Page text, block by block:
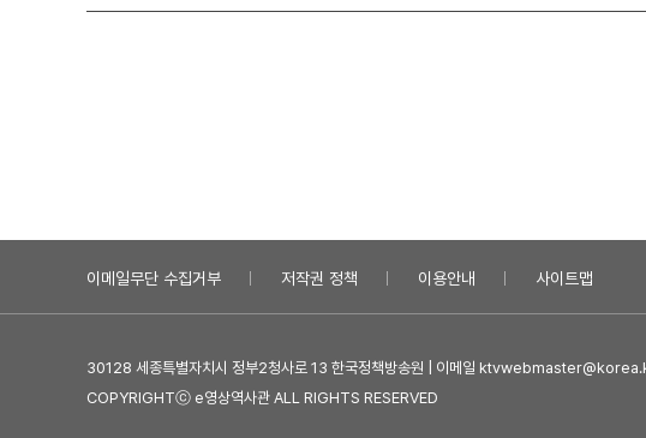
이메일무단 수집거부 저작권 정책 이용안내 사이트맵
30128 세종특별자치시 정부2청사로 13 한국정책방송원 | 이메일
COPYRIGHTⓒ e영상역사관 ALL RIGHTS RESERVED